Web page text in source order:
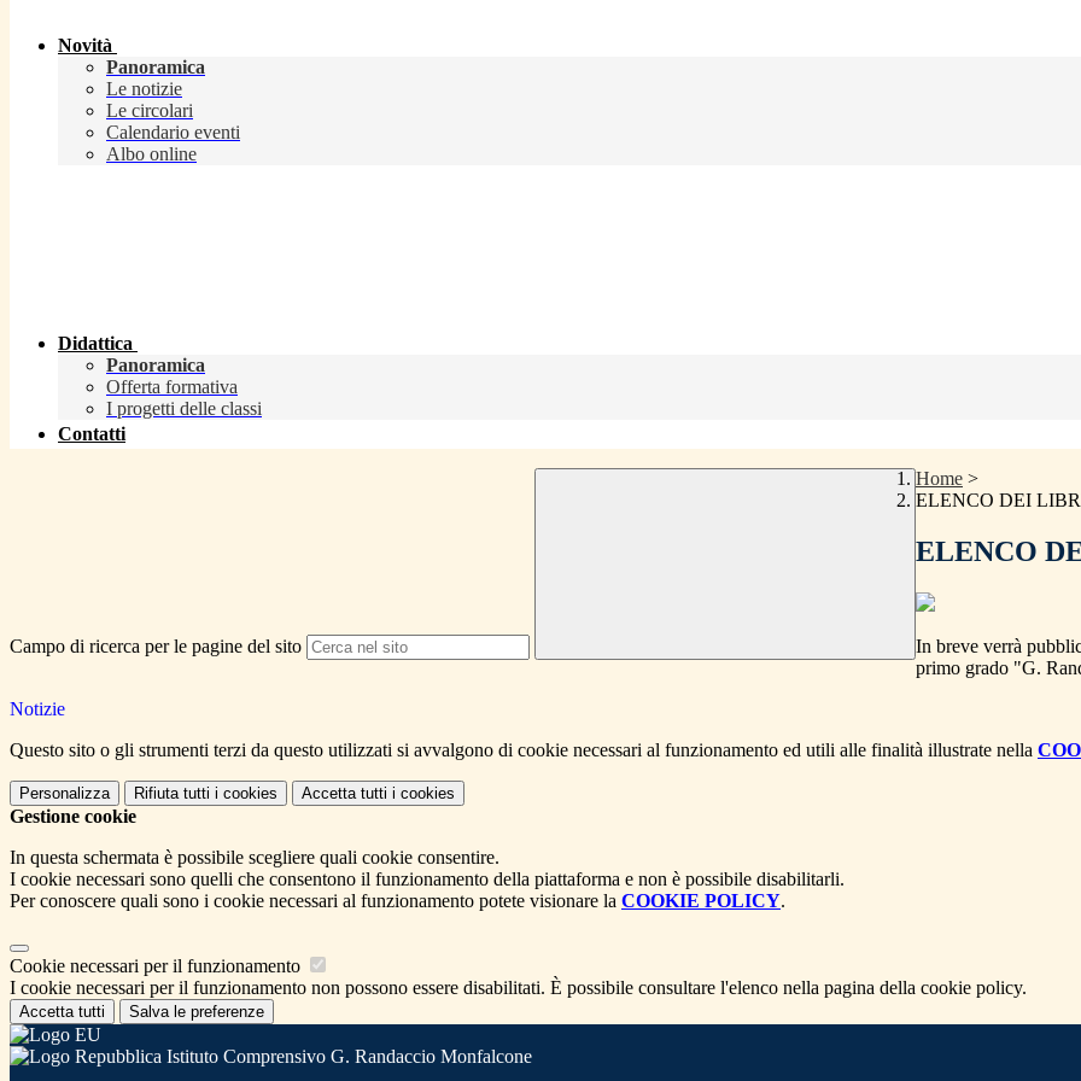
Novità
Panoramica
Le notizie
Le circolari
Calendario eventi
Albo online
Didattica
Panoramica
Offerta formativa
I progetti delle classi
Contatti
Campo di ricerca per le pagine del sito
Home >
ELENCO DEI
ELENCO
In breve verrà
primo grado "G.
Notizie
Questo sito o gli strumenti terzi da questo utilizzati si avvalgono di cookie necessari al funzionamento ed utili alle finalità illustrate nella
Personalizza Rifiuta tutti i cookies Accetta tutti i cookies
Gestione cookie
In questa schermata è possibile scegliere quali cookie consentire.
I cookie necessari sono quelli che consentono il funzionamento della piattaforma e non è possibile disabilitarli.
Per conoscere quali sono i cookie necessari al funzionamento potete visionare la COOKIE POLICY.
Cookie necessari per il funzionamento
I cookie necessari per il funzionamento non possono essere disabilitati. È possibile consultare l'elenco nella pagina della cookie policy.
Accetta tutti Salva le preferenze
Istituto Comprensivo G. Randaccio Monfalcone